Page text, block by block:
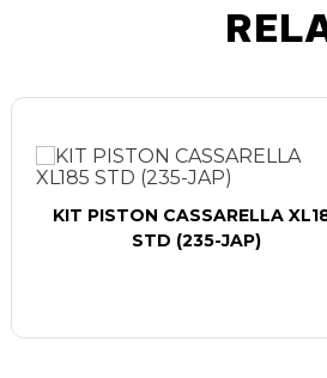
KIT PISTON CASSARELLA
STD (235-JAP)